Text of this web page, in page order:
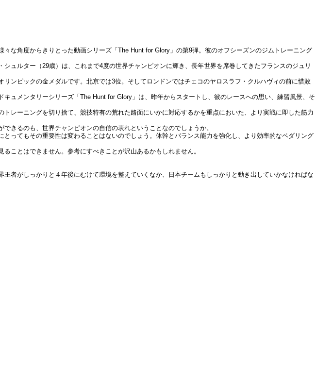
な角度からきりとった動画シリーズ「The Hunt for Glory」の第9弾。彼のオフシーズンのジムトレーニング
ュルター（29歳）は、これまで4度の世界チャンピオンに輝き、長年世界を席巻してきたフランスのジュリ
ンピックの金メダルです。北京では3位。そしてロンドンではチェコのヤロスラフ・クルハヴィの前に惜敗
ュメンタリーシリーズ「The Hunt for Glory」は、昨年からスタートし、彼のレースへの思い、練習風景、そ
レーニングを切り捨て、競技特有の荒れた路面にいかに対応するかを重点においた、より実戦に即した筋力
きるのも、世界チャンピオンの自信の表れということなのでしょうか。
ってもその重要性は変わることはないのでしょう。体幹とバランス能力を強化し、より効率的なペダリング
ことはできません。参考にすべきことが沢山あるかもしれません。
者がしっかりと４年後にむけて環境を整えていくなか、日本チームもしっかりと動き出していかなければな